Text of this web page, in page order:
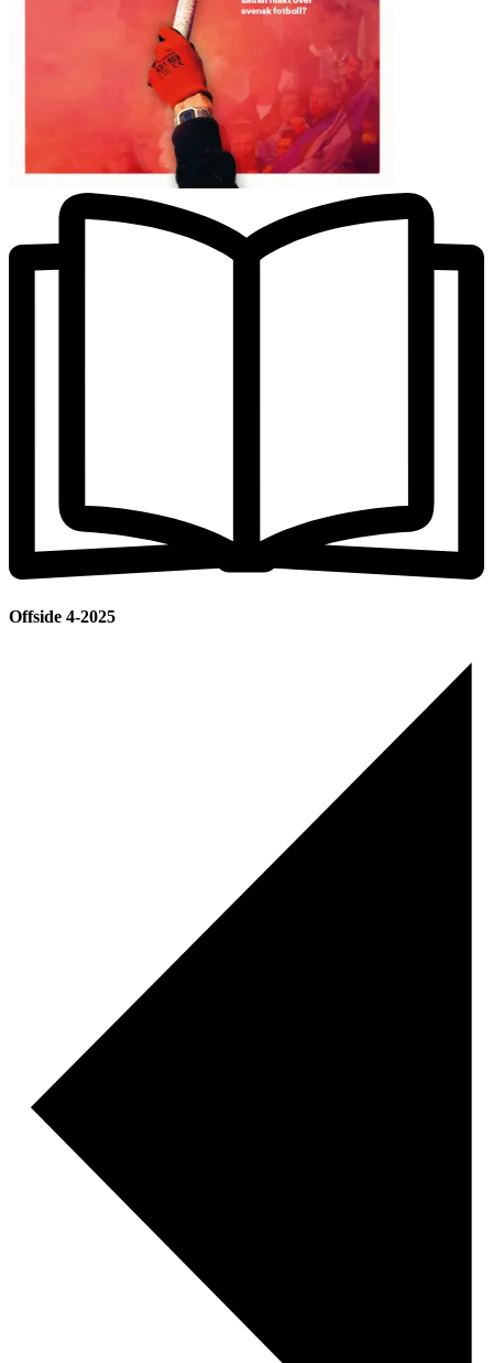
Offside 4-2025